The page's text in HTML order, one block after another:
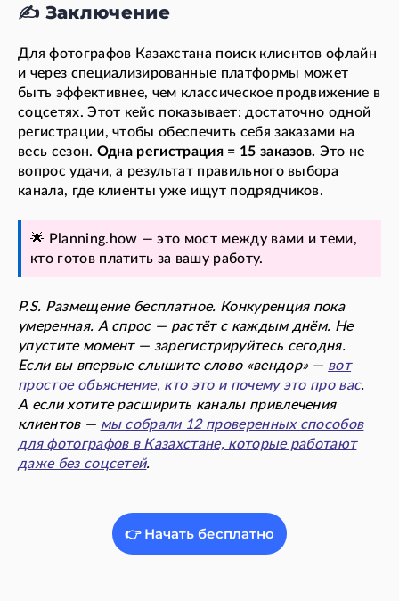
✍️ Заключение
Для фотографов Казахстана поиск клиентов офлайн
и через специализированные платформы может
быть эффективнее, чем классическое продвижение в
соцсетях. Этот кейс показывает: достаточно одной
регистрации, чтобы обеспечить себя заказами на
весь сезон. Одна регистрация = 15 заказов. Это не
вопрос удачи, а результат правильного выбора
канала, где клиенты уже ищут подрядчиков.
🌟 Planning.how — это мост между вами и теми,
кто готов платить за вашу работу.
P.S. Размещение бесплатное. Конкуренция пока
умеренная. А спрос — растёт с каждым днём. Не
упустите момент — зарегистрируйтесь сегодня.
Если вы впервые слышите слово «вендор» — вот
простое объяснение, кто это и почему это про вас.
А если хотите расширить каналы привлечения
клиентов — мы собрали 12 проверенных способов
для фотографов в Казахстане, которые работают
даже без соцсетей.
👉 Начать бесплатно